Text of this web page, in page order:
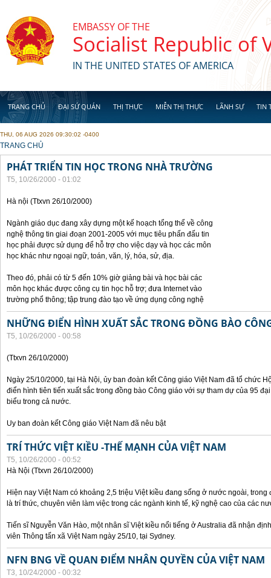
EMBASSY OF THE
Socialist Republic of
IN THE UNITED STATES OF AMERICA
TRANG CHỦ ĐẠI SỨ QUÁN THỊ THỰC MIỄN THỊ THỰC LÃNH SỰ TIN
THU, 06 AUG 2026 09:30:02 -0400
YOU ARE HERE
TRANG CHỦ
PHÁT TRIỂN TIN HỌC TRONG NHÀ TRƯỜNG
T5, 10/26/2000 - 01:02
Hà nội (Ttxvn 26/10/2000)
Ngành giáo dục đang xây dựng một kế hoạch tổng thể về công
nghệ thông tin giai đoạn 2001-2005 với mục tiêu phấn đấu tin
học phải được sử dụng để hỗ trợ cho việc dạy và học các môn
học khác như ngoại ngữ, toán, văn, lý, hóa, sử, địa.
Theo đó, phải có từ 5 đến 10% giờ giảng bài và học bài các
môn học khác được công cụ tin học hỗ trợ; đưa Internet vào
trường phổ thông; tập trung đào tạo về ứng dụng công nghệ
NHỮNG ĐIỂN HÌNH XUẤT SẮC TRONG ĐỒNG BÀO
T5, 10/26/2000 - 00:58
(Ttxvn 26/10/2000)
Ngày 25/10/2000, tại Hà Nội, ủy ban đoàn kết Công giáo Việt Nam đã tổ chức
điển hình tiên tiến xuất sắc trong đồng bào Công giáo với sự tham dự của 95
biểu trong cả nước.
Uy ban đoàn kết Công giáo Việt Nam đã nêu bật
TRÍ THỨC VIỆT KIỀU -THẾ MẠNH CỦA VIỆT NAM
T5, 10/26/2000 - 00:52
Hà Nội (Ttxvn 26/10/2000)
Hiện nay Việt Nam có khoảng 2,5 triệu Việt kiều đang sống ở nước ngoài,
là trí thức, chuyên viên làm việc trong các ngành kinh tế, kỹ nghệ cao của các
Tiến sĩ Nguyễn Văn Hào, một nhân sĩ Việt kiều nổi tiếng ở Australia đã nhận
viên Thông tấn xã Việt Nam ngày 25/10, tại Sydney.
NFN BNG VỀ QUAN ĐIỂM NHÂN QUYỀN CỦA VIỆT NAM
T3, 10/24/2000 - 00:32